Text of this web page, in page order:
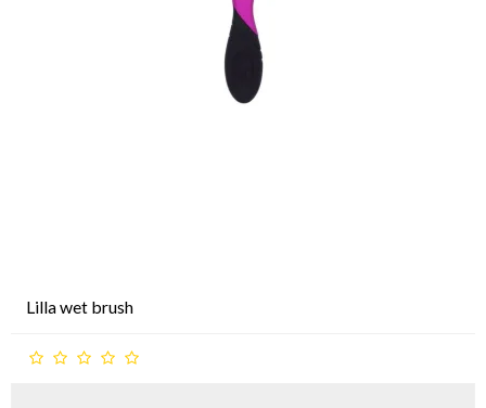
Lilla wet brush